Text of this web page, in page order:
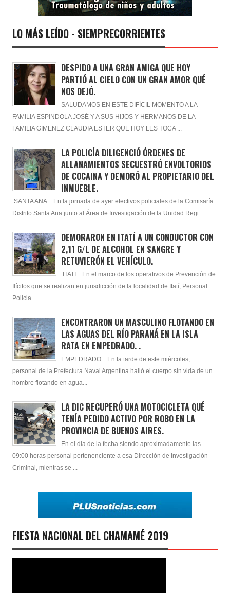
LO MÁS LEÍDO - SIEMPRECORRIENTES
DESPIDO A UNA GRAN AMIGA QUE HOY
PARTIÓ AL CIELO CON UN GRAN AMOR QUÉ
NOS DEJÓ.
SALUDAMOS EN ESTE DIFÍCIL MOMENTO A LA
FAMILIA ESPINDOLA JOSÉ Y A SUS HIJOS Y HERMANOS DE LA
FAMILIA GIMENEZ CLAUDIA ESTER QUE HOY LES TOCA ...
LA POLICÍA DILIGENCIÓ ÓRDENES DE
ALLANAMIENTOS SECUESTRÓ ENVOLTORIOS
DE COCAINA Y DEMORÓ AL PROPIETARIO DEL
INMUEBLE.
SANTA ANA : En la jornada de ayer efectivos policiales de la Comisaría
Distrito Santa Ana junto al Área de Investigación de la Unidad Regi...
DEMORARON EN ITATÍ A UN CONDUCTOR CON
2,11 G/L DE ALCOHOL EN SANGRE Y
RETUVIERÓN EL VEHÍCULO.
ITATI : En el marco de los operativos de Prevención de
Ilícitos que se realizan en jurisdicción de la localidad de Itatí, Personal
Policia...
ENCONTRARON UN MASCULINO FLOTANDO EN
LAS AGUAS DEL RÍO PARANÁ EN LA ISLA
RATA EN EMPEDRADO. .
EMPEDRADO. : En la tarde de este miércoles,
personal de la Prefectura Naval Argentina halló el cuerpo sin vida de un
hombre flotando en agua...
LA DIC RECUPERÓ UNA MOTOCICLETA QUÉ
TENÍA PEDIDO ACTIVO POR ROBO EN LA
PROVINCIA DE BUENOS AIRES.
En el dia de la fecha siendo aproximadamente las
09:00 horas personal pertenenciente a esa Dirección de Investigación
Criminal, mientras se ...
FIESTA NACIONAL DEL CHAMAMÉ 2019